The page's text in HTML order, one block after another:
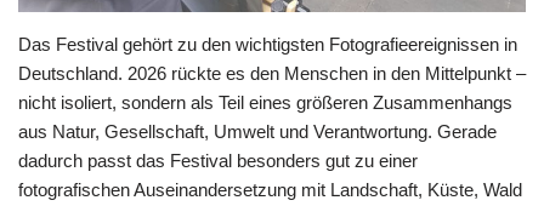
Das Festival gehört zu den wichtigsten Fotografieereignissen in
Deutschland. 2026 rückte es den Menschen in den Mittelpunkt –
nicht isoliert, sondern als Teil eines größeren Zusammenhangs
aus Natur, Gesellschaft, Umwelt und Verantwortung. Gerade
dadurch passt das Festival besonders gut zu einer
fotografischen Auseinandersetzung mit Landschaft, Küste, Wald